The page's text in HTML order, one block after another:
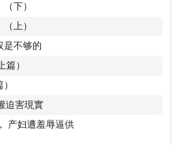
下）
上）
是不够的
）
迫害現實
产妇遭羞辱逼供